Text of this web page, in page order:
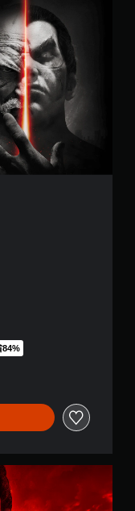
扣优惠
84%